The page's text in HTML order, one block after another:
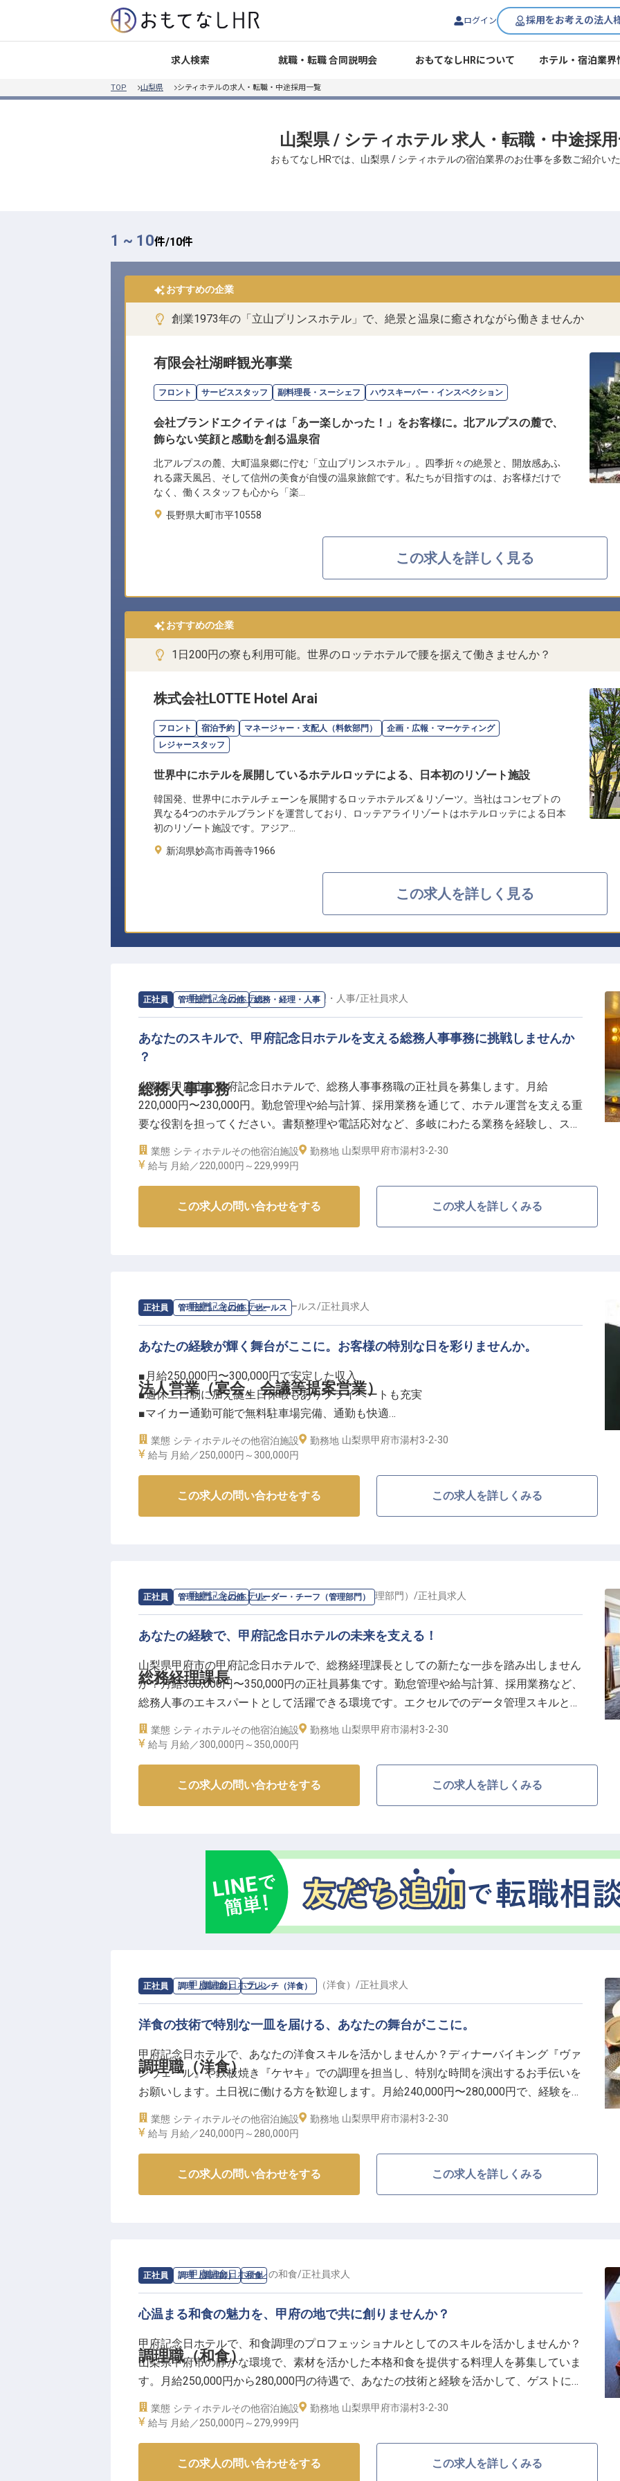
ログイン 採用をお考えの法人
求人検索 就職・転職 合同説明会 おもてなしHRについて ホテル・宿泊業界
TOP 山梨県 シティホテルの求人・転職・中途採用一覧
山梨県 / シティホテル 求人・転職・中途採
おもてなしHRでは、山梨県 / シティホテルの宿泊業界のお仕事を多数ご紹介い
1 ~ 10件/10件
おすすめの企業
創業1973年の「立山プリンスホテル」で、絶景と温泉に癒されながら働きませんか
有限会社湖畔観光事業
フロント サービススタッフ 副料理長・スーシェフ ハウスキーパー・インスペクション
会社ブランドエクイティは「あー楽しかった！」をお客様に。北アルプスの麓で、
飾らない笑顔と感動を創る温泉宿
北アルプスの麓、大町温泉郷に佇む「立山プリンスホテル」。四季折々の絶景と、開放感あふ
れる露天風呂、そして信州の美食が自慢の温泉旅館です。私たちが目指すのは、お客様だけで
なく、働くスタッフも心から「楽…
長野県大町市平10558
この求人を詳しく見る
おすすめの企業
1日200円の寮も利用可能。世界のロッテホテルで腰を据えて働きませんか？
株式会社LOTTE Hotel Arai
フロント 宿泊予約 マネージャー・支配人（料飲部門）
企画・広報・マーケティング
レジャースタッフ
世界中にホテルを展開しているホテルロッテによる、日本初のリゾート施設
韓国発、世界中にホテルチェーンを展開するロッテホテルズ＆リゾーツ。当社はコンセプトの
異なる4つのホテルブランドを運営しており、ロッテアライリゾートはホテルロッテによる日本
初のリゾート施設です。アジア…
新潟県妙高市両善寺1966
この求人を詳しく見る
正社員 管理部門・その他 総務・経理・人事
総務人事事務
求人情報：甲府記念日ホテルの 総務・経理・人事/正社員求人
あなたのスキルで、甲府記念日ホテルを支える総務人事事務に挑戦しませんか
？
山梨県甲府市の甲府記念日ホテルで、総務人事事務職の正社員を募集します。月給
220,000円〜230,000円。勤怠管理や給与計算、採用業務を通じて、ホテル運営を支える重
要な役割を担ってください。書類整理や電話応対など、多岐にわたる業務を経験し、スキ
ルアップを目指しましょう。基本的なパソコン操作ができればOK。繁忙期の他部署への
サポートもあり、チームと共に成長する環境です。※2024年10月09日時点の情報です
業態 シティホテルその他宿泊施設 勤務地 山梨県甲府市湯村3-2-30
給与 月給／220,000円～ 229,999円
この求人の問い合わせをする この求人を詳しくみる
正社員 管理部門・その他 セールス
法人営業（宴会、会議等提案営業）
求人情報：甲府記念日ホテルのセールス/正社員求人
あなたの経験が輝く舞台がここに。お客様の特別な日を彩りませんか。
■月給250,000円〜300,000円で安定した収入
■週休二日制に加え誕生日休暇もありプライベートも充実
■マイカー通勤可能で無料駐車場完備、通勤も快適
■法人営業経験を活かし、お客様の特別な日を創造
山梨県随一のキャパシティを誇る施設で、宴会や会議の企画提案をお任せします。
ーー【働きやすい環境でキャリアを築く】
お客様の心に残るサービスを提供するためには、まず働くスタッフが心豊かであることが
大切だと考えています。
社会保険完備はもちろん、週休二日制や誕生日休暇を導入し、プライベートも大切にでき
る環境を整えています。
また、マイカー通勤が可能で無料駐車場も完備しており、日々の通勤もストレスなく行え
ます。
これまでの法人営業経験を活かし、おもてなしのプロフェッショナルとして、この地で長
くキャリアを築いていきたい方を心よりお待ちしております。
※2026年04月22日時点の情報です
業態 シティホテルその他宿泊施設 勤務地 山梨県甲府市湯村3-2-30
給与 月給／250,000円～ 300,000円
この求人の問い合わせをする この求人を詳しくみる
正社員 管理部門・その他 リーダー・チーフ（管理部門）
総務経理課長
求人情報：甲府記念日ホテルのリーダー・チーフ（管理部門） /正社員求人
あなたの経験で、甲府記念日ホテルの未来を支える！
山梨県甲府市の甲府記念日ホテルで、総務経理課長としての新たな一歩を踏み出しません
か？月給300,000円〜350,000円の正社員募集です。勤怠管理や給与計算、採用業務など、
総務人事のエキスパートとして活躍できる環境です。エクセルでのデータ管理スキルと、
メンバーを統率するリーダーシップを発揮し、ホテル運営の要となる業務をお任せしま
す。あなたの力で、社員の皆さんを支え、未来を共に築きましょう！※2024年10月09日時
業態 シティホテルその他宿泊施設 勤務地 山梨県甲府市湯村3-2-30
給与 月給／300,000円～ 350,000円
この求人の問い合わせをする この求人を詳しくみる
正社員 調理（調理師） フレンチ（洋食）
調理職（洋食）
求人情報：甲府記念日ホテルのフレンチ（洋食） /正社員求人
洋食の技術で特別な一皿を届ける、あなたの舞台がここに。
甲府記念日ホテルで、あなたの洋食スキルを活かしませんか？ディナーバイキング『ヴァ
ンヴェール』や鉄板焼き『ケヤキ』での調理を担当し、特別な時間を演出するお手伝いを
お願いします。土日祝に働ける方を歓迎します。月給240,000円〜280,000円で、経験を活
かして新たな挑戦を。あなたの情熱が輝く職場で、共に成長しましょう。
※2025年04月17日時点の情報です
業態 シティホテルその他宿泊施設 勤務地 山梨県甲府市湯村3-2-30
給与 月給／240,000円～ 280,000円
この求人の問い合わせをする この求人を詳しくみる
正社員 調理（調理師） 和食
調理職（和食）
求人情報：甲府記念日ホテルの和食/正社員求人
心温まる和食の魅力を、甲府の地で共に創りませんか？
甲府記念日ホテルで、和食調理のプロフェッショナルとしてのスキルを活かしませんか？
山梨県甲府市の静かな環境で、素材を活かした本格和食を提供する料理人を募集していま
す。月給250,000円から280,000円の待遇で、あなたの技術と経験を活かして、ゲストに感
動を届けましょう。料理への情熱とクリエイティブなアイデアを、私たちのチームと共に
形にしてください。正社員として、安定した環境で働くチャンスです。※2024年10月09日
業態 シティホテルその他宿泊施設 勤務地 山梨県甲府市湯村3-2-30
給与 月給／250,000円～ 279,999円
この求人の問い合わせをする この求人を詳しくみる